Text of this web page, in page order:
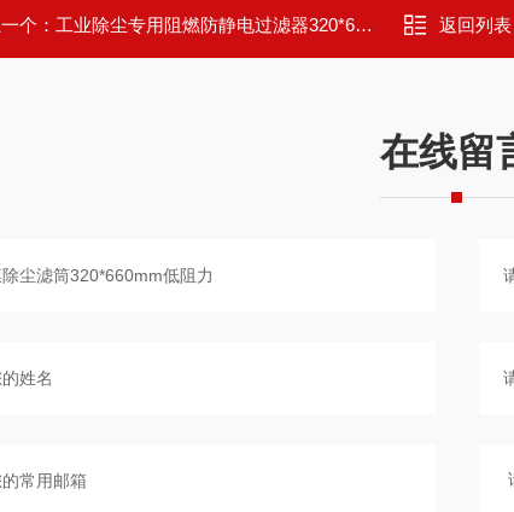
一个： 工业除尘专用阻燃防静电过滤器320*660mm 返回列表
在线留